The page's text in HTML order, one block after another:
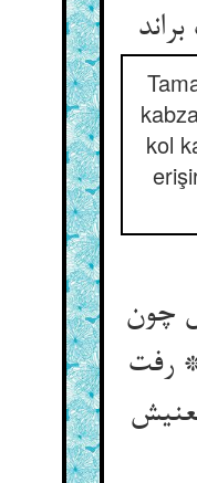
kol
چون
رفت